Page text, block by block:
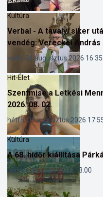
Kultúra
Verbal - A tavalyi siker
vendég: Vereckei András
kedd, 04 augusztus 2026 16:35
Hit-Élet
Szentmise a Letkési
2026. 08. 02.
hétfő, 03 augusztus 2026
Kultúra
A 68. hídőr kiállítása
péntek, 31 július 2026 13:00